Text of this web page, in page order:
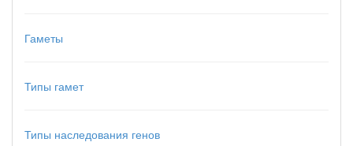
Гаметы
Типы гамет
Типы наследования генов